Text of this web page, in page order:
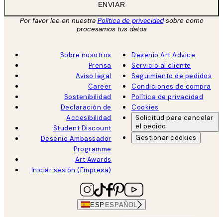
ENVIAR
Por favor lee en nuestra Política de privacidadsobre como
procesamos tus datos
Sobre nosotros
Prensa
Aviso legal
Career
Sostenibilidad
Declaración de
Accesibilidad
Student Discount
Desenio Ambassador
Programme
Art Awards
Iniciar sesión (Empresa)
Desenio Art Advice
Servicio al cliente
Seguimiento de pedidos
Condiciones de compra
Política de privacidad
Cookies
Solicitud para cancelar
el pedido
Gestionar cookies
ESP ESPAÑOL